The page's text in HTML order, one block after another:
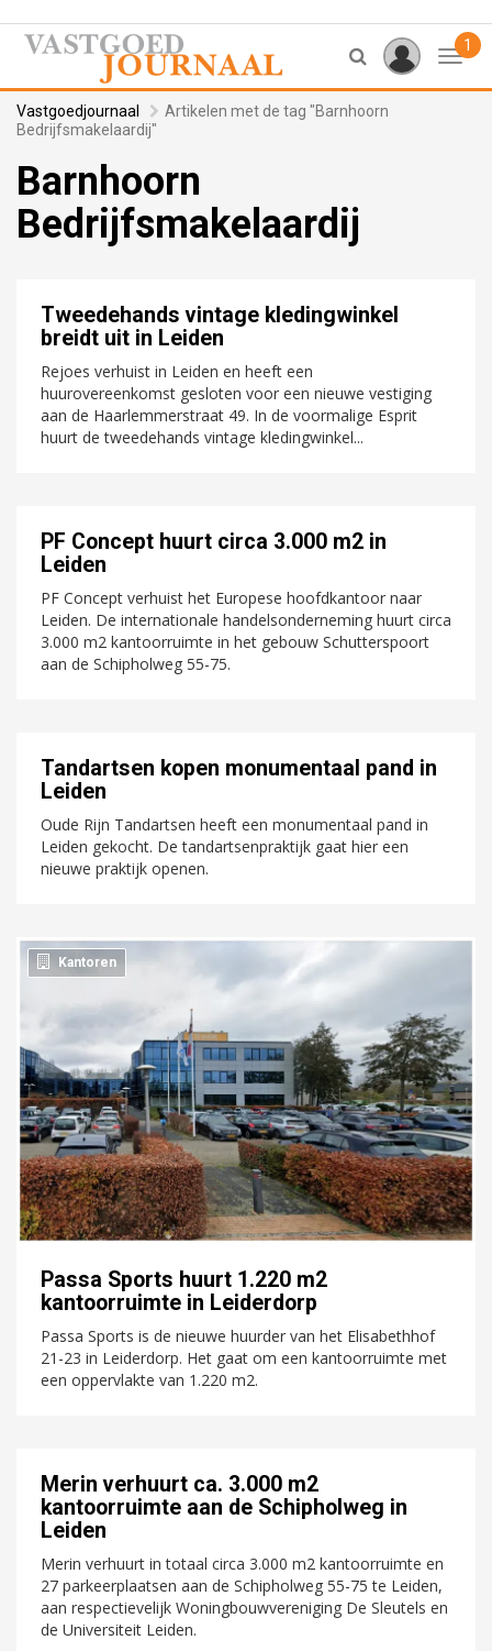
1
Vastgoedjournaal
Artikelen met de tag "Barnhoorn
Bedrijfsmakelaardij"
Barnhoorn
Bedrijfsmakelaardij
Tweedehands vintage kledingwinkel
breidt uit in Leiden
Rejoes verhuist in Leiden en heeft een
huurovereenkomst gesloten voor een nieuwe vestiging
aan de Haarlemmerstraat 49. In de voormalige Esprit
huurt de tweedehands vintage kledingwinkel...
PF Concept huurt circa 3.000 m2 in
Leiden
PF Concept verhuist het Europese hoofdkantoor naar
Leiden. De internationale handelsonderneming huurt circa
3.000 m2 kantoorruimte in het gebouw Schutterspoort
aan de Schipholweg 55-75.
Tandartsen kopen monumentaal pand in
Leiden
Oude Rijn Tandartsen heeft een monumentaal pand in
Leiden gekocht. De tandartsenpraktijk gaat hier een
nieuwe praktijk openen.
Kantoren
Passa Sports huurt 1.220 m2
kantoorruimte in Leiderdorp
Passa Sports is de nieuwe huurder van het Elisabethhof
21-23 in Leiderdorp. Het gaat om een kantoorruimte met
een oppervlakte van 1.220 m2.
Merin verhuurt ca. 3.000 m2
kantoorruimte aan de Schipholweg in
Leiden
Merin verhuurt in totaal circa 3.000 m2 kantoorruimte en
27 parkeerplaatsen aan de Schipholweg 55-75 te Leiden,
aan respectievelijk Woningbouwvereniging De Sleutels en
de Universiteit Leiden.